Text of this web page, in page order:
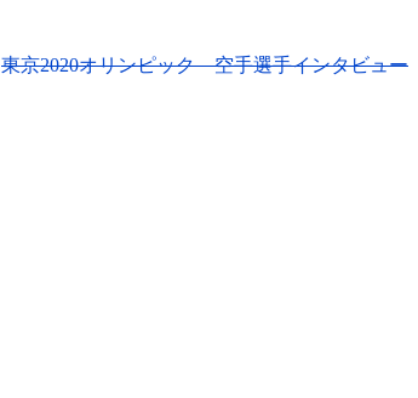
東京2020オリンピック 空手選手インタビュー